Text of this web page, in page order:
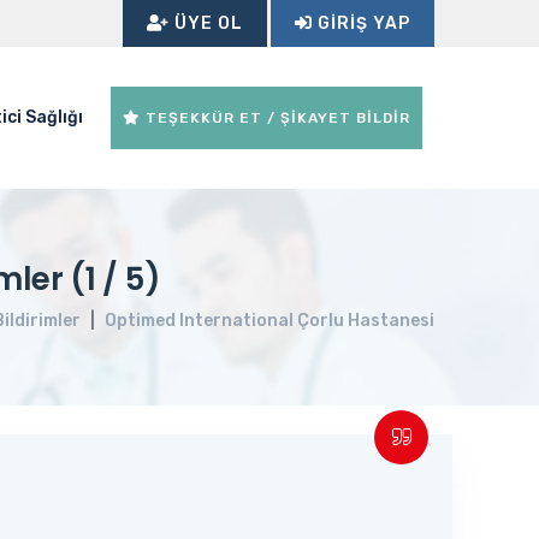
ÜYE OL GIRIŞ YAP
Sağlığı TEŞEKKÜR ET / ŞİKAYET BİLDİR
(1 / 5)
Optimed International Çorlu Hastanesi